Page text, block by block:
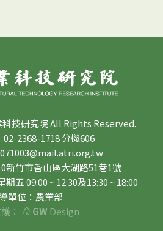
技研究院 All Rights Reserved.
2368-1718 分機606
新竹市香山區大湖路51巷1號
五 09:00 ~ 12:30及13:30 ~ 18:00
單位：農業部
：
GWDesign